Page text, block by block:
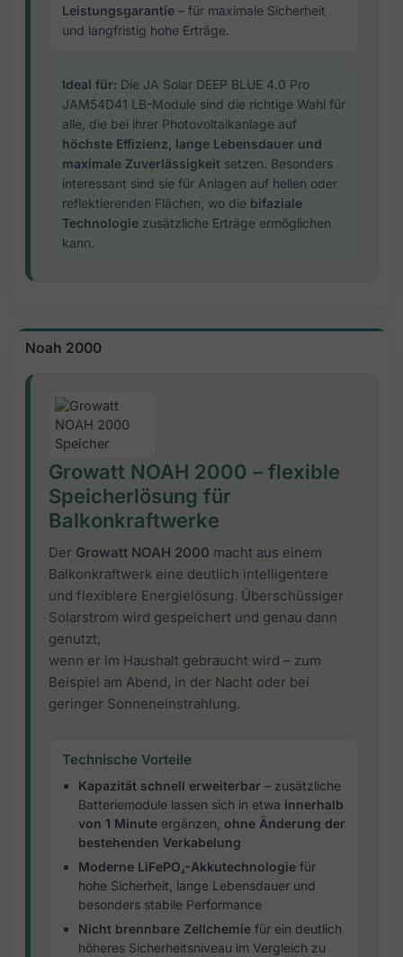
Leistungsgarantie – für maximale Sicherheit
und langfristig hohe Erträge.
Ideal für: Die JA Solar DEEP BLUE 4.0 Pro
JAM54D41 LB-Module sind die richtige Wahl für
alle, die bei ihrer Photovoltaikanlage auf
höchste Effizienz, lange Lebensdauer und
maximale Zuverlässigkeit setzen. Besonders
interessant sind sie für Anlagen auf hellen oder
reflektierenden Flächen, wo die bifaziale
Technologie zusätzliche Erträge ermöglichen
kann.
Noah 2000
Growatt NOAH 2000 – flexible
Speicherlösung für
Balkonkraftwerke
Der Growatt NOAH 2000 macht aus einem
Balkonkraftwerk eine deutlich intelligentere
und flexiblere Energielösung. Überschüssiger
Solarstrom wird gespeichert und genau dann
genutzt,
wenn er im Haushalt gebraucht wird – zum
Beispiel am Abend, in der Nacht oder bei
geringer Sonneneinstrahlung.
Technische Vorteile
Kapazität schnell erweiterbar – zusätzliche
Batteriemodule lassen sich in etwa innerhalb
von 1 Minute ergänzen, ohne Änderung der
bestehenden Verkabelung
Moderne LiFePO₄-Akkutechnologie für
hohe Sicherheit, lange Lebensdauer und
besonders stabile Performance
Nicht brennbare Zellchemie für ein deutlich
höheres Sicherheitsniveau im Vergleich zu